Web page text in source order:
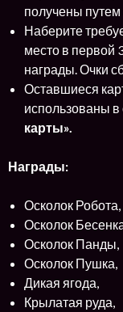
получены путем
Наберите
место в первой
награды. Очки
Оставшиеся
использованы
карты».
Награды:
Осколок Робота,
Осколок
Осколок Панды,
Осколок Пушка,
Дикая ягода,
Крылатая руда,